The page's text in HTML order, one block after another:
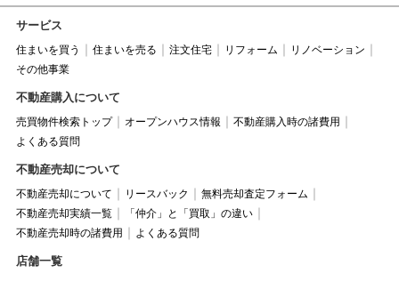
サービス
住まいを買う 住まいを売る 注文住宅 リフォーム
リノベーション
その他事業
不動産購入について
売買物件検索トップ オープンハウス情報
不動産購入時の諸費用
よくある質問
不動産売却について
不動産売却について リースバック
無料売却査定フォーム
不動産売却実績一覧
「仲介」と「買取」の違い
不動産売却時の諸費用
よくある質問
店舗一覧